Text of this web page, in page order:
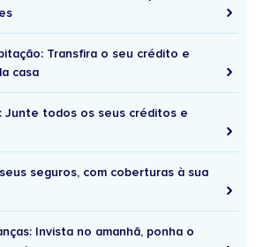
Transfira o seu crédito e
casa
Junte todos os seus créditos e
seguros, com coberturas à sua
Invista no amanhã, ponha o